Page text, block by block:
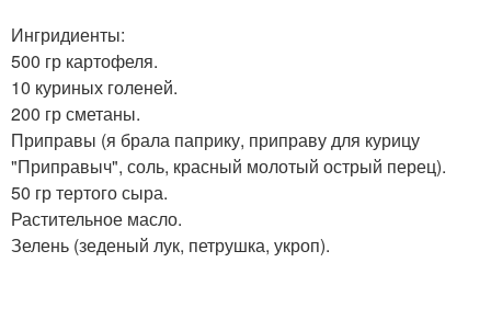
Ингридиенты:
500 гр картофеля.
10 куриных голеней.
200 гр сметаны.
Приправы (я брала паприку, приправу для курицу
"Приправыч", соль, красный молотый острый перец).
50 гр тертого сыра.
Растительное масло.
Зелень (зеденый лук, петрушка, укроп).